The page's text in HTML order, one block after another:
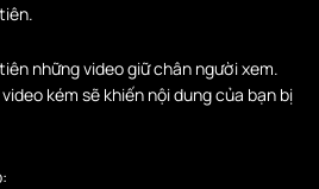
những video giữ chân người xem.
kém sẽ khiến nội dung của bạn bị